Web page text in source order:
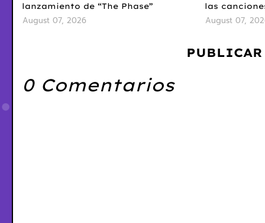
lanzamiento de “The Phase”
August 07, 2026
las
August 07,
0 Comentarios